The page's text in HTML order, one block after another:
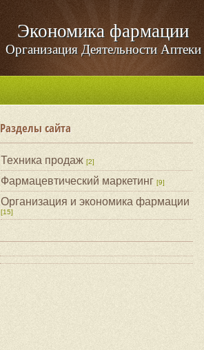
Экономика фармации
Организация Деятельности Аптеки
Разделы сайта
Техника продаж [2]
Фармацевтический маркетинг [9]
Организация и экономика фармации
[15]